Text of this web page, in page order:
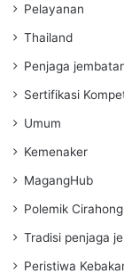
Pelayanan
Thailand
Penjaga
Sertifikasi
Umum
Kemenaker
MagangHub
Polemik
Tradisi penjaga
Peristiwa